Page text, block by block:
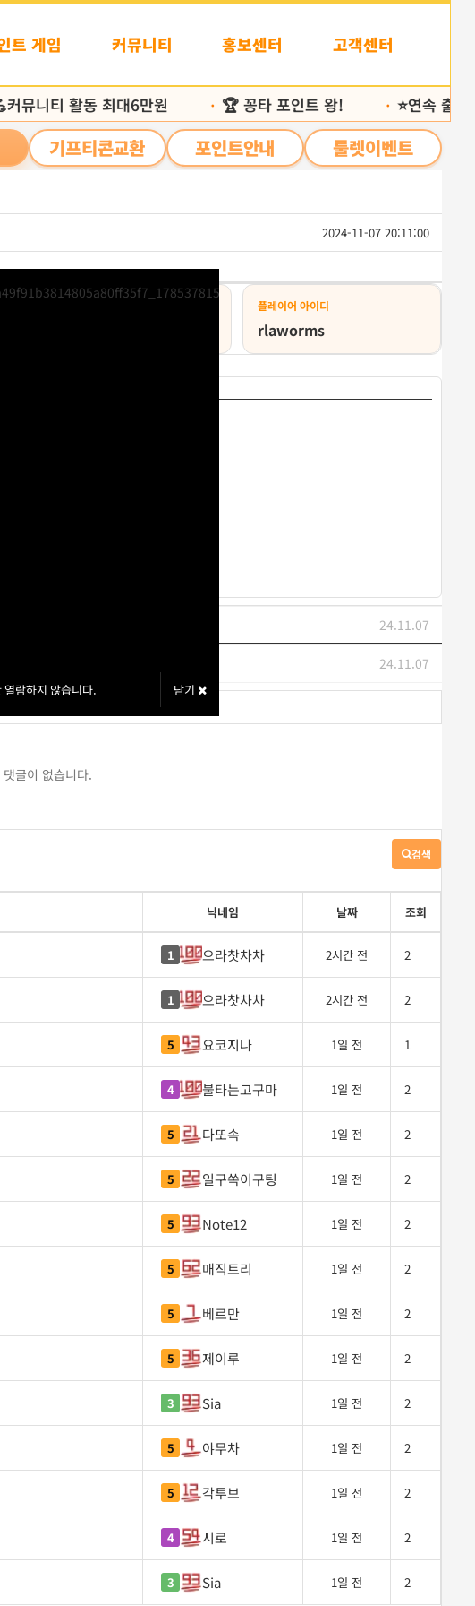
열람하지 않습니다. 닫기
트 게임 커뮤니티 홍보센터 고객센터
뮤니티 활동 최대6만원 🏆 꽁타 포인트 왕! ⭐️연속 출석
기프티콘교환 포인트안내 룰렛이벤트
2024-11-07 20:11:00
록
플레이어 아이디
rlaworms
24.11.07
24.11.07
댓글이 없습니다.
검색
게
판
검
닉네임 날짜 조회
1 으라찻차차 2시간 전 2
1 으라찻차차 2시간 전 2
5 요코지나 1일 전 1
4 불타는고구마 1일 전 2
5 다또속 1일 전 2
5 일구쏙이구팅 1일 전 2
5 Note12 1일 전 2
5 매직트리 1일 전 2
5 베르만 1일 전 2
5 제이루 1일 전 2
3 Sia 1일 전 2
5 야무차 1일 전 2
5 각투브 1일 전 2
4 시로 1일 전 2
3 Sia 1일 전 2